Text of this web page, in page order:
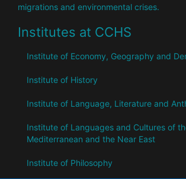
migrations and environmental crises.
Institutes at CCHS
Institute of Economy, Geography and
Institute of History
Institute of Language, Literature and
Institute of Languages ​​and Cultures of
Mediterranean and the Near East
Institute of Philosophy